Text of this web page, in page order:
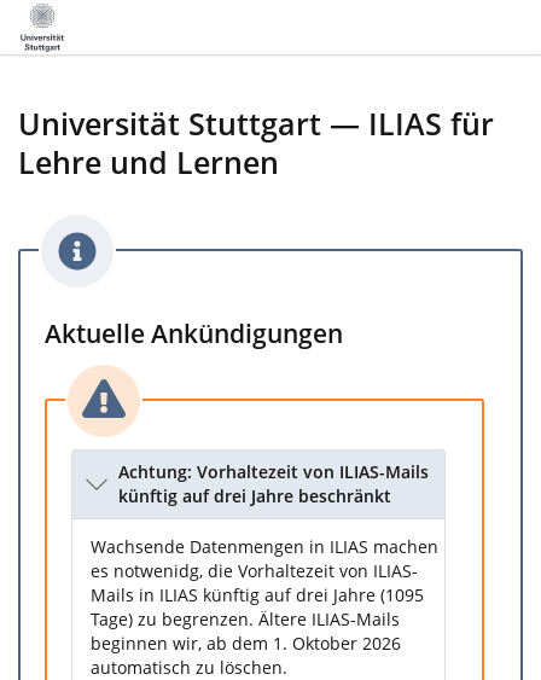
Universität Stuttgart — ILIAS für
Lehre und Lernen
Aktuelle Ankündigungen
Achtung: Vorhaltezeit von ILIAS-Mails
künftig auf drei Jahre beschränkt
Wachsende Datenmengen in ILIAS machen
es notwenidg, die Vorhaltezeit von ILIAS-
Mails in ILIAS künftig auf drei Jahre (1095
Tage) zu begrenzen. Ältere ILIAS-Mails
beginnen wir, ab dem 1. Oktober 2026
automatisch zu löschen.